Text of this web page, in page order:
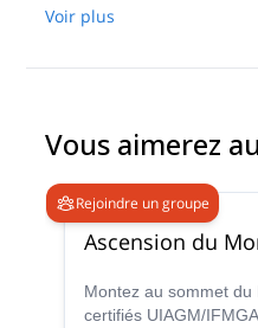
Voir plus
Vous aimerez
Rejoindre un groupe
Ascension du
Montez au sommet
certifiés UIAGM/